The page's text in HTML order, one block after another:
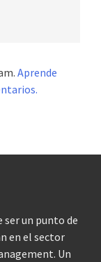
Aprende
ser un punto de
en el sector
Un